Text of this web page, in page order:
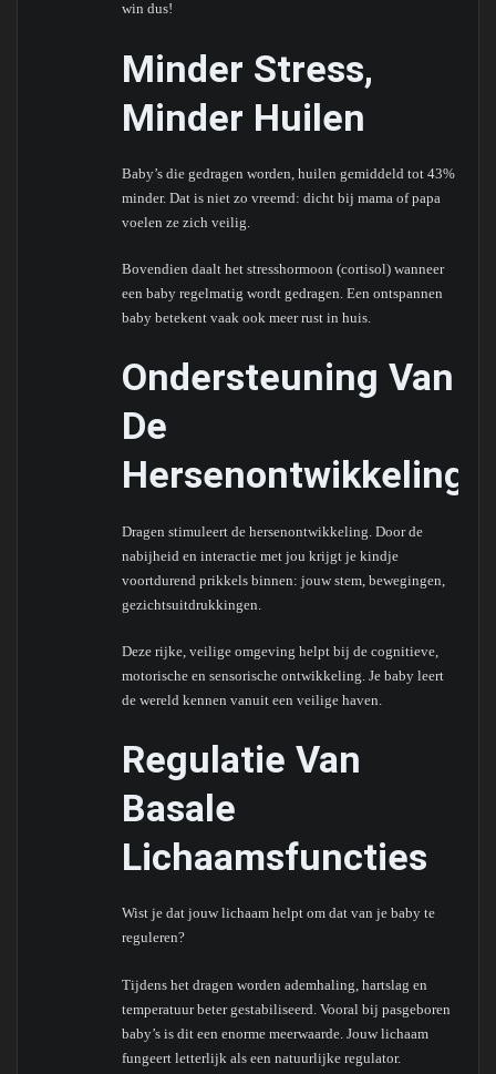
win dus!
Minder Stress,
Minder Huilen
Baby’s die gedragen worden, huilen gemiddeld tot 43%
minder. Dat is niet zo vreemd: dicht bij mama of papa
voelen ze zich veilig.
Bovendien daalt het stresshormoon (cortisol) wanneer
een baby regelmatig wordt gedragen. Een ontspannen
baby betekent vaak ook meer rust in huis.
Ondersteuning Van
De
Hersenontwikkeling
Dragen stimuleert de hersenontwikkeling. Door de
nabijheid en interactie met jou krijgt je kindje
voortdurend prikkels binnen: jouw stem, bewegingen,
gezichtsuitdrukkingen.
Deze rijke, veilige omgeving helpt bij de cognitieve,
motorische en sensorische ontwikkeling. Je baby leert
de wereld kennen vanuit een veilige haven.
Regulatie Van
Basale
Lichaamsfuncties
Wist je dat jouw lichaam helpt om dat van je baby te
reguleren?
Tijdens het dragen worden ademhaling, hartslag en
temperatuur beter gestabiliseerd. Vooral bij pasgeboren
baby’s is dit een enorme meerwaarde. Jouw lichaam
fungeert letterlijk als een natuurlijke regulator.